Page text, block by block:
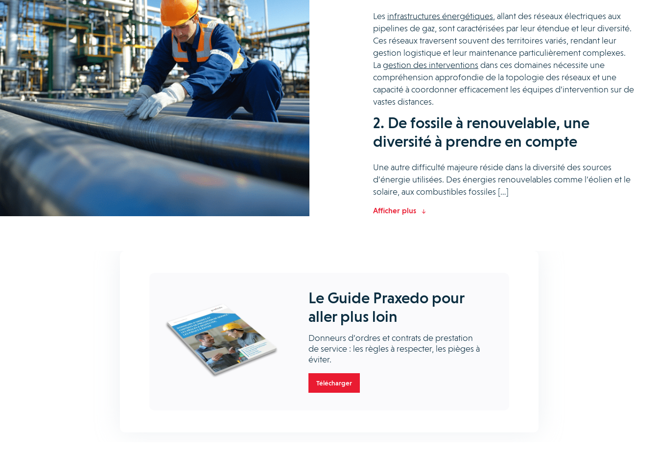
Les infrastructures énergétiques , allant des réseaux électriques aux
pipelines de gaz, sont caractérisées par leur étendue et leur diversité.
Ces réseaux traversent souvent des territoires variés, rendant leur
gestion logistique et leur maintenance particulièrement complexes.
Lagestion des interventions dans ces domaines nécessite une
compréhension approfondie de la topologie des réseaux et une
capacité à coordonner efficacement les équipes d’intervention sur de
vastes distances.
2. De fossile à renouvelable, une
diversité à prendre en compte
Une autre difficulté majeure réside dans la diversité des sources
d’énergie utilisées. Des énergies renouvelables comme l’éolien et le
solaire, aux combustibles fossiles […]
Afficher plus
Le Guide Praxedo pour
aller plus loin
Donneurs d’ordres et contrats de prestation
de service : les règles à respecter, les pièges à
éviter.
Télécharger